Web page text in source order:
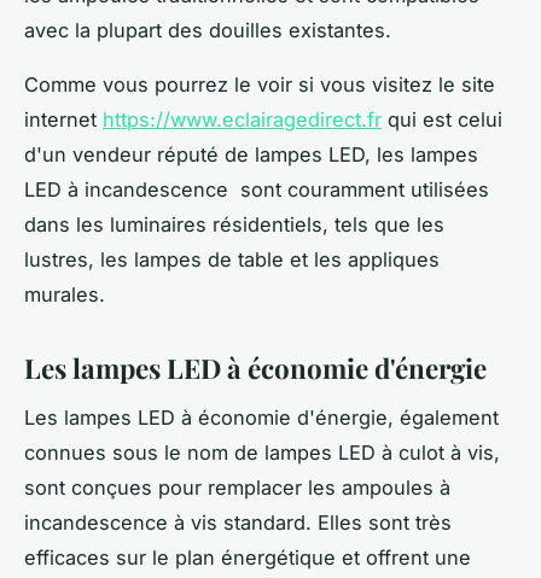
avec la plupart des douilles existantes.
Comme vous pourrez le voir si vous visitez le site
internet https://www.eclairagedirect.fr qui est celui
d'un vendeur réputé de lampes LED, les lampes
LED à incandescence sont couramment utilisées
dans les luminaires résidentiels, tels que les
lustres, les lampes de table et les appliques
murales.
Les lampes LED à économie d'énergie
Les lampes LED à économie d'énergie, également
connues sous le nom de lampes LED à culot à vis,
sont conçues pour remplacer les ampoules à
incandescence à vis standard. Elles sont très
efficaces sur le plan énergétique et offrent une